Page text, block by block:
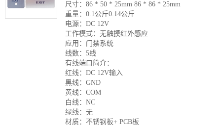
尺寸：86 * 50 * 25mm 86 * 86 * 25mm
重量：0.1公斤0.14公斤
电源：DC 12V
工作模式：无触摸红外感应
应用：门禁系统
线数：5线
有线端口简介：
红线：DC 12V输入
黑线：GND
黄线：COM
白线：NC
绿线：无
材质：不锈钢板+ PCB板